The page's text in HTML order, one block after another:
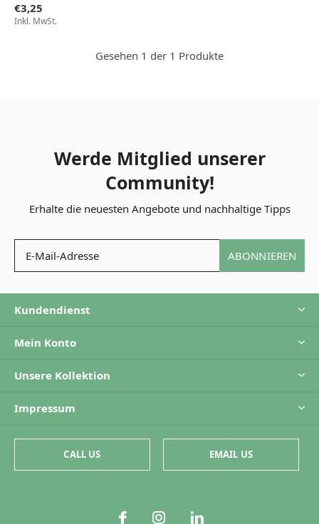
€3,25
Inkl. MwSt.
Gesehen 1 der 1 Produkte
Werde Mitglied unserer
Community!
Erhalte die neuesten Angebote und nachhaltige Tipps
ABONNIEREN
Kundendienst
Mein Konto
Unsere Kollektion
Impressum
CALL US EMAIL US